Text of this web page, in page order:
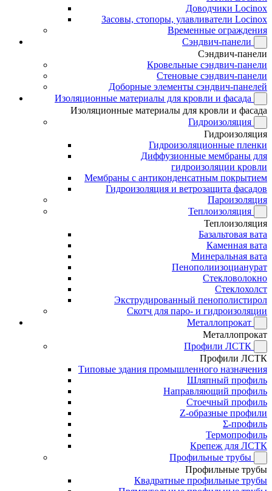
Доводчики Locinox
Засовы, стопоры, улавливатели Locinox
Временные ограждения
Сэндвич-панели
Сэндвич-панели
Кровельные сэндвич-панели
Стеновые сэндвич-панели
Доборные элементы сэндвич-панелей
Изоляционные материалы для кровли и фасада
Изоляционные материалы для кровли и фасада
Гидроизоляция
Гидроизоляция
Гидроизоляционные пленки
Диффузионные мембраны для
гидроизоляции кровли
Мембраны с антиконденсатным покрытием
Гидроизоляция и ветрозащита фасадов
Пароизоляция
Теплоизоляция
Теплоизоляция
Базальтовая вата
Каменная вата
Минеральная вата
Пенополиизоцианурат
Стекловолокно
Стеклохолст
Экструдированный пенополистирол
Скотч для паро- и гидроизоляции
Металлопрокат
Металлопрокат
Профили ЛСТК
Профили ЛСТК
Типовые здания промышленного назначения
Шляпный профиль
Направляющий профиль
Стоечный профиль
Z-образные профили
Σ-профиль
Термопрофиль
Крепеж для ЛСТК
Профильные трубы
Профильные трубы
Квадратные профильные трубы